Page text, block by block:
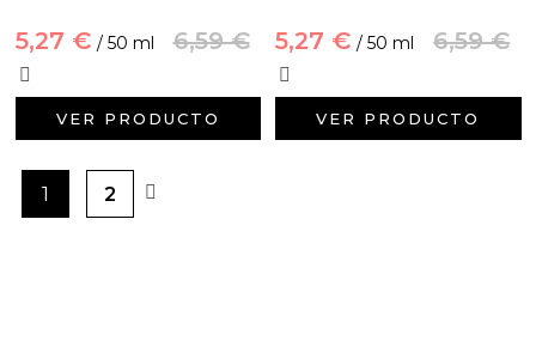
5,27 € / 50 ml 6,59 €
VER PRODUCTO
5,27 € / 50 ml 6,59 €
VER PRODUCTO
1 2